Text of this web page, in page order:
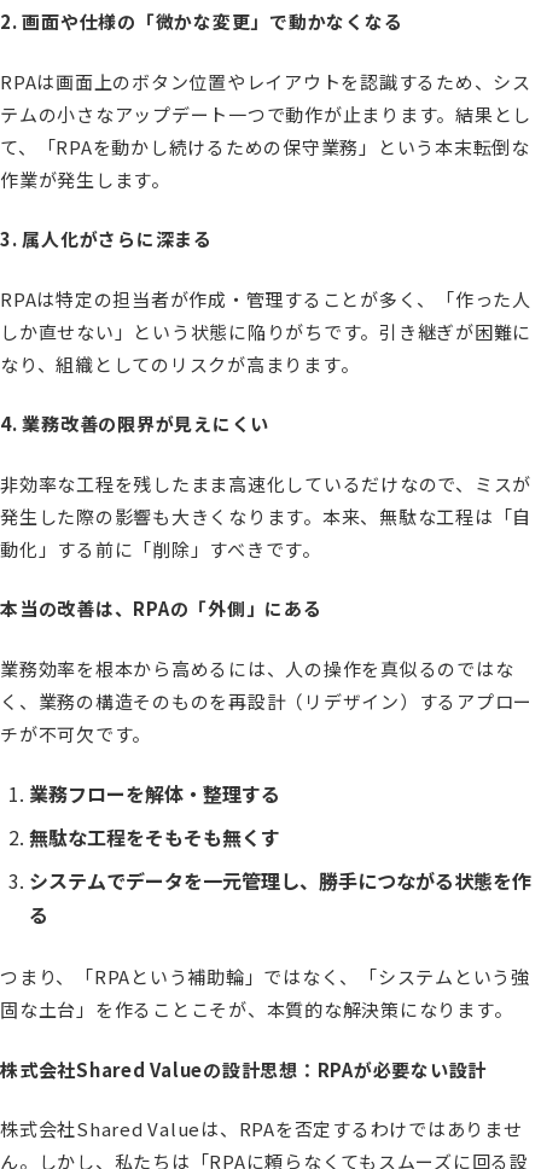
2. 画面や仕様の「微かな変更」で動かなくなる
RPAは画面上のボタン位置やレイアウトを認識するため、シス
テムの小さなアップデート一つで動作が止まります。結果とし
て、「RPAを動かし続けるための保守業務」という本末転倒な
作業が発生します。
3. 属人化がさらに深まる
RPAは特定の担当者が作成・管理することが多く、「作った人
しか直せない」という状態に陥りがちです。引き継ぎが困難に
なり、組織としてのリスクが高まります。
4. 業務改善の限界が見えにくい
非効率な工程を残したまま高速化しているだけなので、ミスが
発生した際の影響も大きくなります。本来、無駄な工程は「自
動化」する前に「削除」すべきです。
本当の改善は、RPAの「外側」にある
業務効率を根本から高めるには、人の操作を真似るのではな
く、業務の構造そのものを再設計（リデザイン）するアプロー
チが不可欠です。
業務フローを解体・整理する
無駄な工程をそもそも無くす
システムでデータを一元管理し、勝手につながる状態を作
る
つまり、「RPAという補助輪」ではなく、「システムという強
固な土台」を作ることこそが、本質的な解決策になります。
株式会社Shared Valueの設計思想：RPAが必要ない設計
株式会社Shared Valueは、RPAを否定するわけではありませ
ん。しかし、私たちは「RPAに頼らなくてもスムーズに回る設